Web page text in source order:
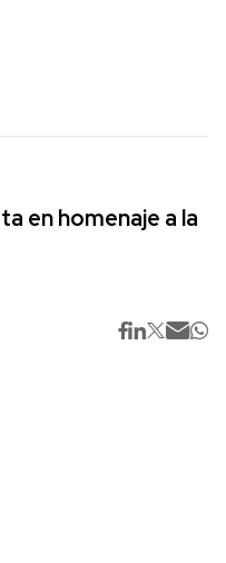
en homenaje a la